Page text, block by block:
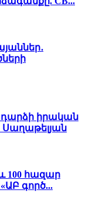
իրական
Սաղաթելյան
100 հազար
գործ...